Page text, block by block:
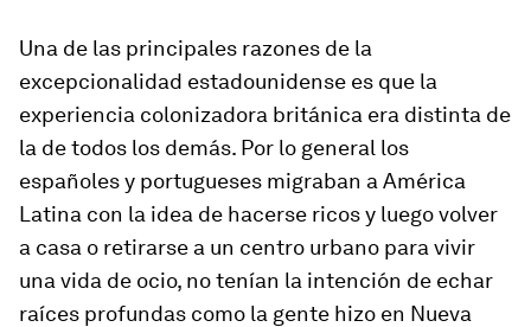
Una de las principales razones de la
excepcionalidad estadounidense es que la
experiencia colonizadora británica era distinta de
la de todos los demás. Por lo general los
españoles y portugueses migraban a América
Latina con la idea de hacerse ricos y luego volver
a casa o retirarse a un centro urbano para vivir
una vida de ocio, no tenían la intención de echar
raíces profundas como la gente hizo en Nueva